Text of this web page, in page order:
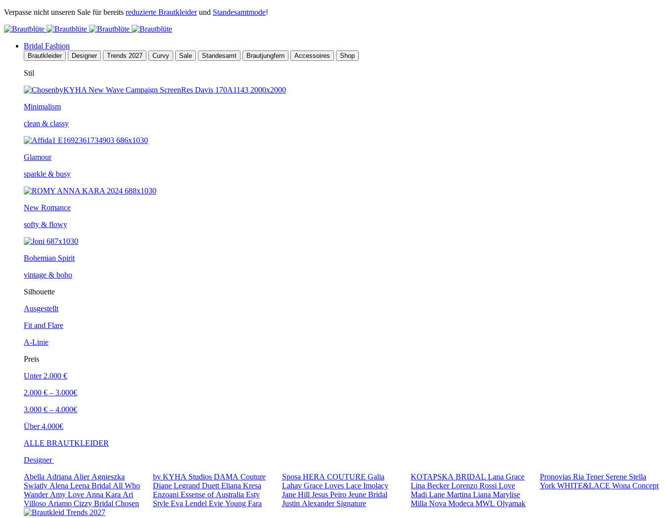
Verpasse nicht unseren Sale für bereits reduzierte Brautkleiderund Standesamtmode!
Bridal Fashion
Brautkleider Designer Trends 2027 Curvy Sale Standesamt Brautjungfern Accessoires Shop
Stil
Minimalism
clean & classy
Glamour
sparkle & busy
New Romance
softy & flowy
Bohemian Spirit
vintage & boho
Silhouette
Ausgestellt
Fit and Flare
A-Linie
Preis
Unter 2.000 €
2.000 € – 3.000€
3.000 € – 4.000€
Über 4.000€
ALLE BRAUTKLEIDER
Designer
Abella Adriana Alier Agnieszka
Swiatly Alena Leena Bridal All Who
Wander Amy Love Anna Kara Ari
Villoso Ariamo Cizzy Bridal Chosen
by KYHA Studios DAMA Couture
Diane Legrand Duett Eliana Kresa
Enzoani Essense of Australia Esty
Style Eva Lendel Evie Young Fara
Sposa HERA COUTURE Galia
Lahav Grace Loves Lace Imolacy
Jane Hill Jesus Peiro Jeune Bridal
Justin Alexander Signature
KOTAPSKA BRIDALLana Grace
Lina BeckerLorenzo RossiLove
Madi LaneMartina LianaMarylise
Milla NovaModecaMWLOlyamak
PronoviasRia Tener Serene Stella
YorkWHITE&LACEWona Concept